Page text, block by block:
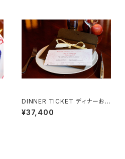
DINNER TICKET ディナーお
食事券 （２名様用）Menu Sign
ature
¥37,400